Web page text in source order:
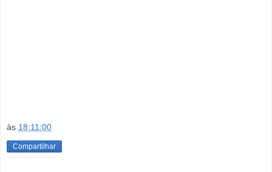
às 18:11:00
Compartilhar